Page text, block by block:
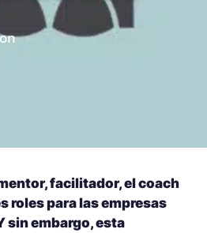
facilitador, el coach
roles para las empresas
sin embargo, esta